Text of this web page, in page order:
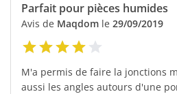
Parfait pour pièces humides
Avis de Maqdom le 29/09/2019
M'a permis de faire la jonctions
aussi les angles autours d'une